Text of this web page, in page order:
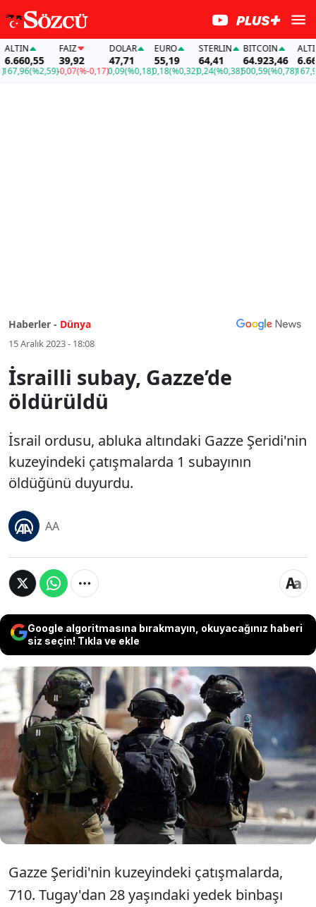
(%2,59)
FAİZ
39,92
-0,07(%-0,17)
DOLAR
47,71
0,09(%0,18)
EURO
55,19
0,18(%0,32)
STERLIN
64,41
0,24(%0,38)
BITCOIN
64.923,46
500,59(%0,78)
ALTIN
167,96
Haberler - Dünya
15 Aralık 2023 - 18:08
İsrailli subay, Gazze’de
öldürüldü
İsrail ordusu, abluka altındaki Gazze Şeridi'nin
kuzeyindeki çatışmalarda 1 subayının
öldüğünü duyurdu.
AA
Google algoritmasına bırakmayın, okuyacağınız haberi
siz seçin! Tıkla ve ekle
İsrail ordusu, abluka altındaki Gazze
Şeridi'nin kuzeyindeki çatışmalarda 1
subayının öldüğünü duyurdu.
Gazze Şeridi'nin kuzeyindeki çatışmalarda,
710. Tugay'dan 28 yaşındaki yedek binbaşı